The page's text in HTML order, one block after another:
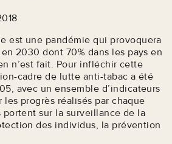
est une pandémie qui provoquera
2030 dont 70% dans les pays en
n’est fait. Pour infléchir cette
cadre de lutte anti-tabac a été
avec un ensemble d’indicateurs
progrès réalisés par chaque
portent sur la surveillance de la
des individus, la prévention